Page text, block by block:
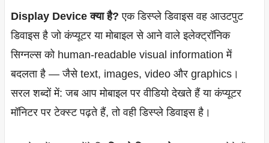
Display Device क्या है? एक डिस्प्ले डिवाइस वह आउटपुट
डिवाइस है जो कंप्यूटर या मोबाइल से आने वाले इलेक्ट्रॉनिक
सिग्नल्स को human-readable visual information में
बदलता है — जैसे text, images, video और graphics।
सरल शब्दों में: जब आप मोबाइल पर वीडियो देखते हैं या कंप्यूटर
मॉनिटर पर टेक्स्ट पढ़ते हैं, तो वही डिस्प्ले डिवाइस है।